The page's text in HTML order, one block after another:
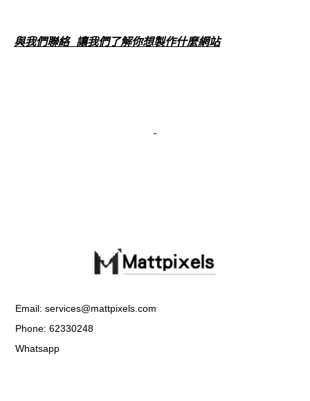
與我們聯絡 讓我們了解你想製作什麼網站
Email: services@mattpixels.com
Phone: 62330248
Whatsapp